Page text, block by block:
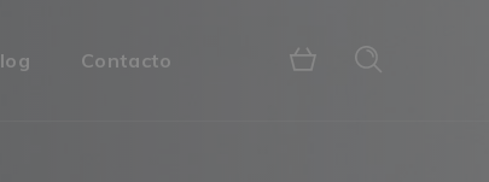
Contacto